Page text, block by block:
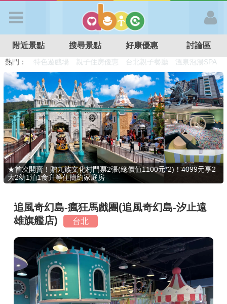
APP登入
首 頁
搜尋景點
好康優惠
最新消息
最新留言
商家合作
推薦景點
附近景點 搜尋景點 好康優惠 討論區
熱門： 溜滑梯民宿 觀光工廠 DIY摘果
日本親子景點
特色遊戲場
親子住房優惠 台北親子餐廳 溫泉泡湯SPA
★首次開賣！贈九族文化村門票2張(總價值1100元*2)！4099元享2
大2幼1泊1食升等住簡約家庭房
追風奇幻島-瘋狂馬戲團(追風奇幻島-汐止遠
雄旗艦店)
台北